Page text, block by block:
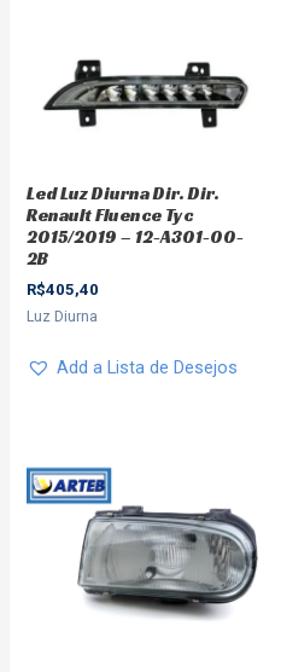
Led Luz Diurna Dir. Dir.
Renault Fluence Tyc
2015/2019 – 12-A301-00-
2B
R$405,40
Luz Diurna
Add a Lista de Desejos